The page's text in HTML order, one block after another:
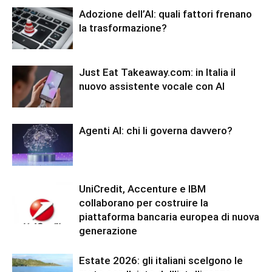
Adozione dell’AI: quali fattori frenano
la trasformazione?
Just Eat Takeaway.com: in Italia il
nuovo assistente vocale con AI
Agenti AI: chi li governa davvero?
UniCredit, Accenture e IBM
collaborano per costruire la
piattaforma bancaria europea di nuova
generazione
Estate 2026: gli italiani scelgono le